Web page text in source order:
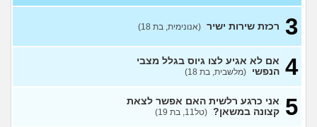
שירות לאומי באגף השיקום
(שיר, בת 18)
כדאי לחתום קבע או לא?
(xxx,
בן 21)
מה התפקיד? (הי, בן 19)
3 רכזת שירות ישיר (אנונימית, בת 18)
4 אם לא אגיע לצו גיוס בגלל מצבי
הנפשי (מלשבית, בת 18)
5
אני כרגע רלשית האם אפשר לצאת
קצונה במשאן? (טל11, בת 19)